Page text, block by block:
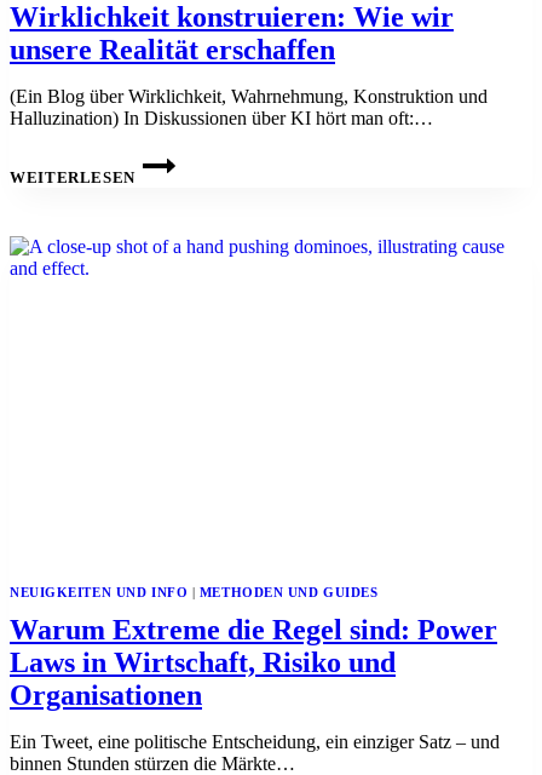
Wirklichkeit konstruieren: Wie wir
unsere Realität erschaffen
(Ein Blog über Wirklichkeit, Wahrnehmung, Konstruktion und
Halluzination) In Diskussionen über KI hört man oft:…
WEITERLESEN
WIRKLICHKEIT
KONSTRUIEREN:
REALITÄT
NEUIGKEITEN UND INFO METHODEN UND GUIDES
Warum Extreme die Regel sind: Power
Laws in Wirtschaft, Risiko und
Organisationen
Ein Tweet, eine politische Entscheidung, ein einziger Satz – und
binnen Stunden stürzen die Märkte…